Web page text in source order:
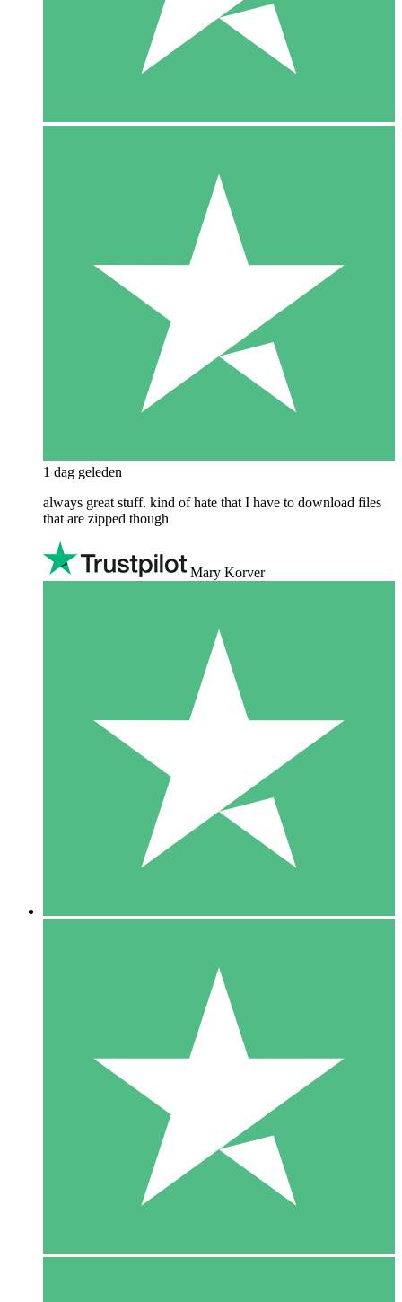
1 dag geleden
always great stuff. kind of hate that I have to download files
that are zipped though
Mary Korver